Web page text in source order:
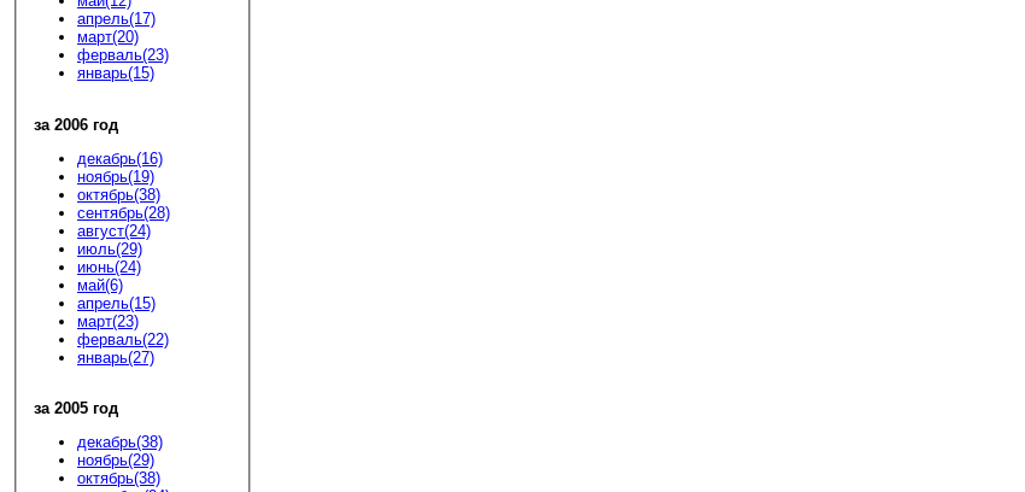
апрель(17)
март(20)
ферваль(23)
январь(15)
за 2006 год
декабрь(16)
ноябрь(19)
октябрь(38)
сентябрь(28)
август(24)
июль(29)
июнь(24)
май(6)
апрель(15)
март(23)
ферваль(22)
январь(27)
за 2005 год
декабрь(38)
ноябрь(29)
октябрь(38)